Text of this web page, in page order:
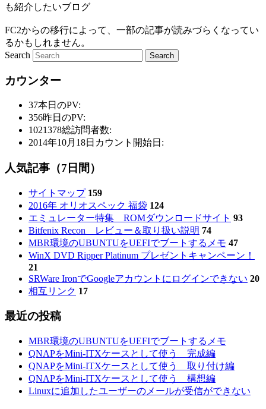
も紹介したいブログ
FC2からの移行によって、一部の記事が読みづらくなってい
るかもしれません。
Search
カウンター
37本日のPV:
356昨日のPV:
1021378総訪問者数:
2014年10月18日 カウント開始日:
人気記事（7日間）
サイトマップ 159
2016年 オリオスペック 福袋 124
エミュレーター特集 ROMダウンロードサイト 93
Bitfenix Recon レビュー＆取り扱い説明 74
MBR環境のUBUNTUをUEFIでブートするメモ 47
WinX DVD Ripper Platinum プレゼントキャンペーン！
21
SRWare IronでGoogleアカウントにログインできない 20
相互リンク 17
最近の投稿
MBR環境のUBUNTUをUEFIでブートするメモ
QNAPをMini-ITXケースとして使う 完成編
QNAPをMini-ITXケースとして使う 取り付け編
QNAPをMini-ITXケースとして使う 構想編
Linuxに追加したユーザーのメールが受信ができない